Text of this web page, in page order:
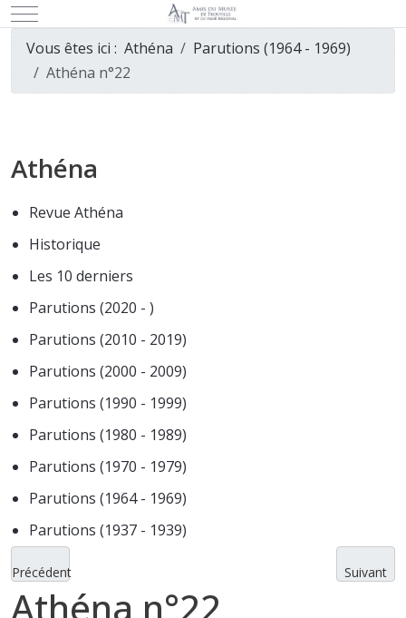
Mobile Menu Toggle
Vous êtes ici : Athéna
Parutions (1964 - 1969)
Athéna n°22
Athéna
Revue Athéna
Historique
Les 10 derniers
Parutions (2020 - )
Parutions (2010 - 2019)
Parutions (2000 - 2009)
Parutions (1990 - 1999)
Parutions (1980 - 1989)
Parutions (1970 - 1979)
Parutions (1964 - 1969)
Parutions (1937 - 1939)
Précédent Suivant
Athéna n°22